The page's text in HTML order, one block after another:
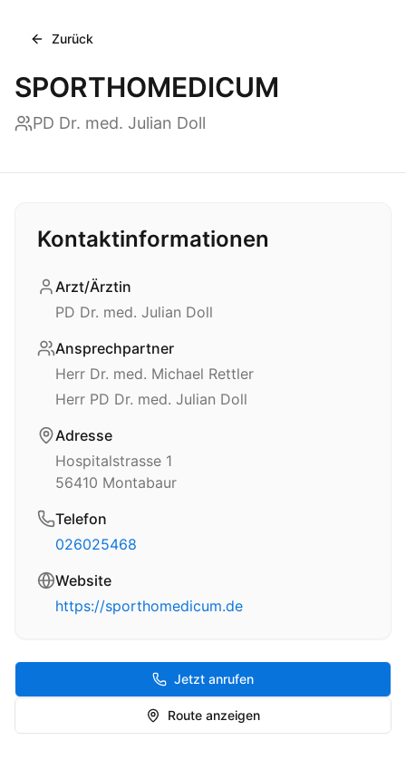
Zurück
SPORTHOMEDICUM
PD Dr. med. Julian Doll
Kontaktinformationen
Arzt/Ärztin
PD Dr. med. Julian Doll
Ansprechpartner
Herr Dr. med. Michael Rettler
Herr PD Dr. med. Julian Doll
Adresse
Hospitalstrasse 1
56410 Montabaur
Telefon
026025468
Website
https://sporthomedicum.de
Jetzt anrufen
Route anzeigen